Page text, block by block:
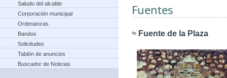
Saludo del alcalde
Corporación municipal
Ordenanzas
Bandos
Solicitudes
Tablón de anuncios
Buscador de Noticias
Fuentes
≈ Fuente de la Plaza